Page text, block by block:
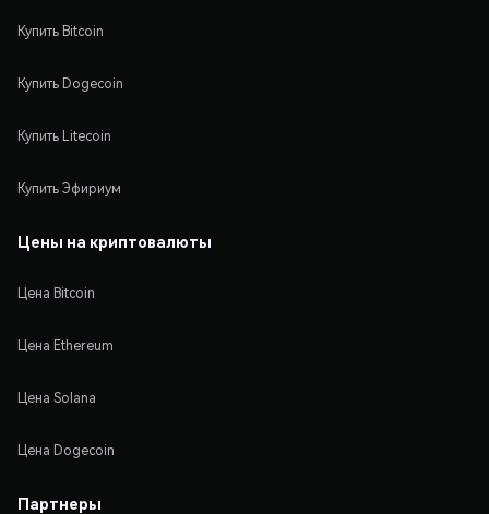
Купить Bitcoin
Купить Dogecoin
Купить Litecoin
Купить Эфириум
Цены на криптовалюты
Цена Bitcoin
Цена Ethereum
Цена Solana
Цена Dogecoin
Партнеры